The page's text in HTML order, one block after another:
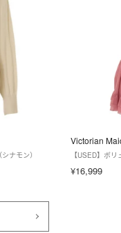
ナモン）
Victorian
【USED】ボ
¥16,999